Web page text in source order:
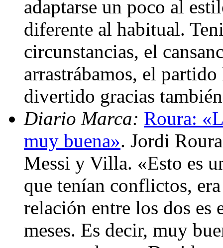
adaptarse un poco al
diferente al habitual.
circunstancias, el
arrastrábamos, el
divertido gracias
Diario Marca: Roura:
muy buena». Jordi
Messi y Villa. «Esto es
que tenían conflictos,
relación entre los dos es
meses. Es decir, muy